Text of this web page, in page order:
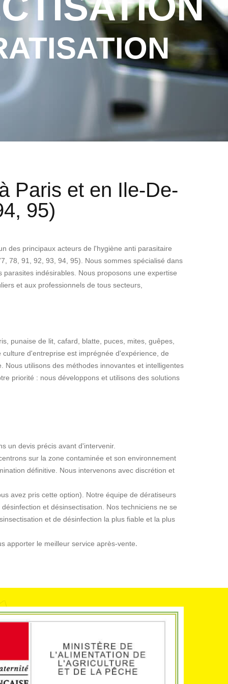
Paris et en Ile-De-
95)
des principaux acteurs de l'hygiène anti parasitaire
78, 91, 92, 93, 94, 95). Nous sommes spécialisé dans
indésirables. Nous proposons une expertise
et aux professionnels de tous secteurs,
punaise de lit, cafard, blatte, puces, mites, guêpes,
d'entreprise est imprégnée d'expérience, de
utilisons des méthodes innovantes et intelligentes
priorité : nous développons et utilisons des solutions
un devis précis avant d'intervenir.
sur la zone contaminée et son environnement
définitive. Nous intervenons avec discrétion et
avez pris cette option). Notre équipe de dératiseurs
et désinsectisation. Nos techniciens ne se
et de désinfection la plus fiable et la plus
apporter le meilleur service après-vente.
sommes au service des